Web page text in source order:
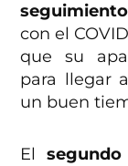
seguimiento
con el
que su
para llegar
un buen
El